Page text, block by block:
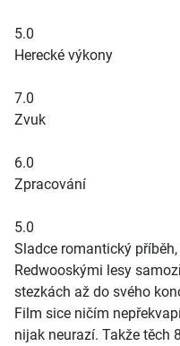
5.0
Herecké výkony
7.0
Zvuk
6.0
Zpracování
5.0
Sladce romantický
Redwooskými lesy
stezkách až do svého
Film sice ničím
nijak neurazí. Takže těch